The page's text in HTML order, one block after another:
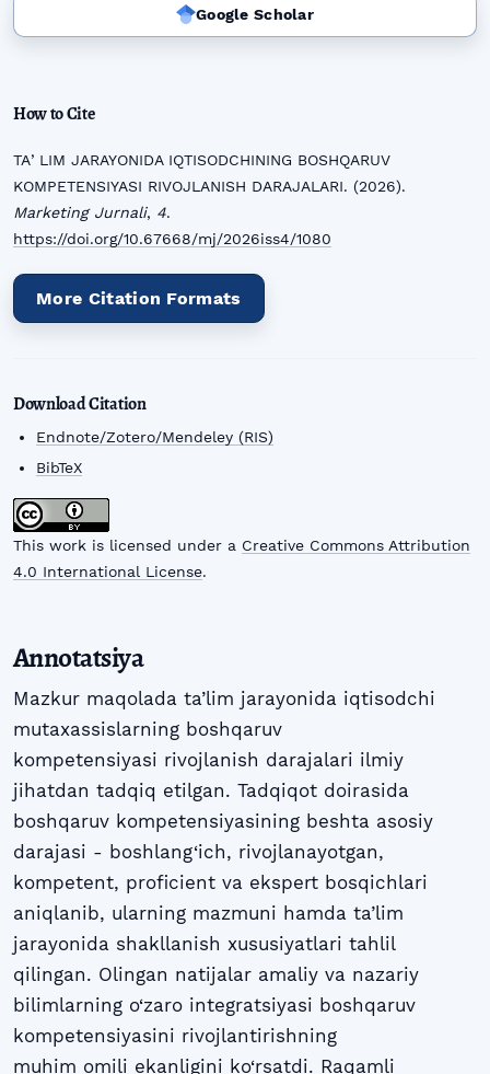
Google Scholar
How to Cite
TAʼLIM JARAYONIDA IQTISODCHINING BOSHQARUV
KOMPETENSIYASI RIVOJLANISH DARAJALARI. (2026).
Marketing Jurnali, 4.
https://doi.org/10.67668/mj/2026iss4/1080
More Citation Formats
Download Citation
Endnote/Zotero/Mendeley (RIS)
BibTeX
This work is licensed under a Creative Commons Attribution
4.0 International License.
Annotatsiya
Mazkur maqolada ta’lim jarayonida iqtisodchi
mutaxassislarning boshqaruv
kompetensiyasi rivojlanish darajalari ilmiy
jihatdan tadqiq etilgan. Tadqiqot doirasida
boshqaruv kompetensiyasining beshta asosiy
darajasi - boshlang‘ich, rivojlanayotgan,
kompetent, proficient va ekspert bosqichlari
aniqlanib, ularning mazmuni hamda ta’lim
jarayonida shakllanish xususiyatlari tahlil
qilingan. Olingan natijalar amaliy va nazariy
bilimlarning o‘zaro integratsiyasi boshqaruv
kompetensiyasini rivojlantirishning
muhim omili ekanligini ko‘rsatdi. Raqamli